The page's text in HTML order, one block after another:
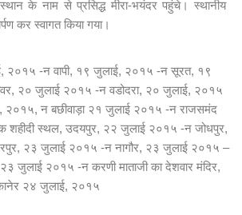
के नाम से प्रसिद्ध मीरा-भयंदर पहुंचे। स्थानीय
कर स्वागत किया गया।
२०१५ -न वापी, १९ जुलाई, २०१५ -न सूरत, १९
२० जुलाई २०१५ -न वडोदरा, २० जुलाई, २०१५
२०१५, न बछीवाड़ा २१ जुलाई २०१५ -न राजसमंद
स्थल, उदयपुर, २२ जुलाई २०१५ -न जोधपुर,
२३ जुलाई २०१५ -न नागौर, २३ जुलाई २०१५ –
जुलाई २०१५ -न करणी माताजी का देशवार मंदिर,
२४ जुलाई, २०१५